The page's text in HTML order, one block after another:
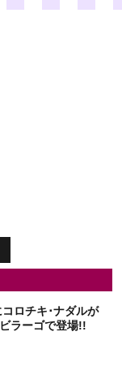
ロチキ･ナダルが
ラーゴで登場!!